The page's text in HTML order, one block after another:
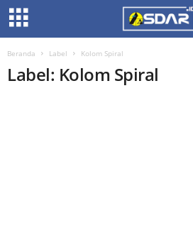
Beranda Label Kolom Spiral
Label: Kolom Spiral